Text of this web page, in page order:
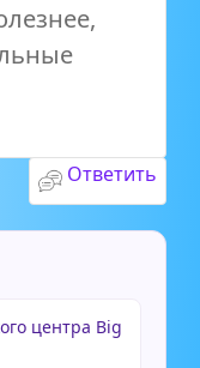
Ответить
центра Big